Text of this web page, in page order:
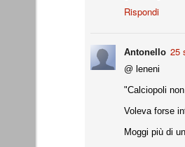
Rispondi
Antonello 25
@ leneni
"Calciopoli
Voleva forse
Moggi più di
Siamo orgogliosi di voi. Grazie.
che a metà luglio veniva dato
preparazione, metodi di allenamento,